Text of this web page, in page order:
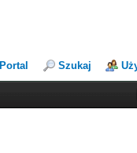
Portal Szukaj